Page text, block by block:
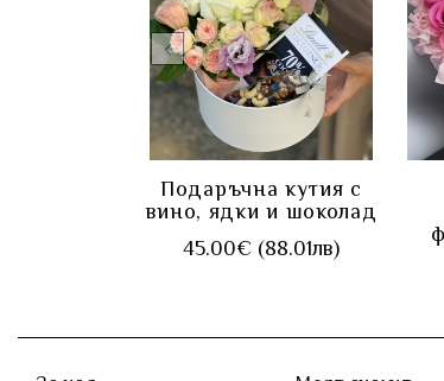
Подаръчна кутия с
вино, ядки и шоколад
45.00€ (88.01лв)
КУПИ